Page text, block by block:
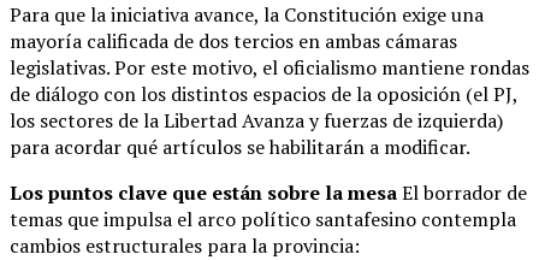
Para que la iniciativa avance, la Constitución exige una
mayoría calificada de dos tercios en ambas cámaras
legislativas. Por este motivo, el oficialismo mantiene rondas
de diálogo con los distintos espacios de la oposición (el PJ,
los sectores de la Libertad Avanza y fuerzas de izquierda)
para acordar qué artículos se habilitarán a modificar.
Los puntos clave que están sobre la mesaEl borrador de
temas que impulsa el arco político santafesino contempla
cambios estructurales para la provincia: